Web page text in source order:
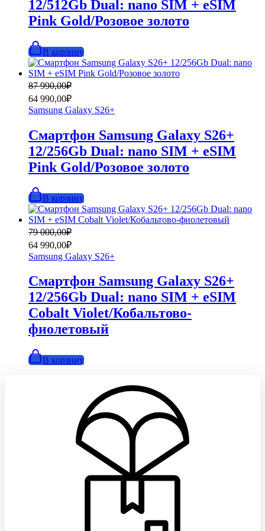
12/512Gb Dual: nano SIM + eSIM
Pink Gold/Розовое золото
В корзину
87 990,00₽
Первоначальная
цена
составляла
87
64 990,00₽
Текущая
цена:
64
990,00₽.
Samsung Galaxy S26+
Смартфон Samsung Galaxy S26+
12/256Gb Dual: nano SIM + eSIM
Pink Gold/Розовое золото
В корзину
79 000,00₽
Первоначальная
цена
составляла
79
000,00₽.
64 990,00₽
Текущая
цена:
64
990,00₽.
Samsung Galaxy S26+
Смартфон Samsung Galaxy S26+
12/256Gb Dual: nano SIM + eSIM
Cobalt Violet/Кобальтово-
фиолетовый
В корзину